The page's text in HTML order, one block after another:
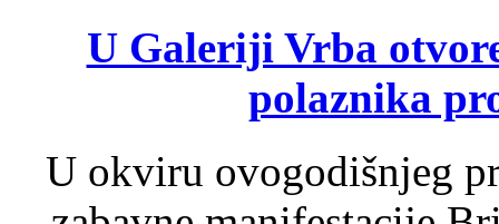
U Galeriji Vrba
polaznika
U okviru ovogodišnjeg